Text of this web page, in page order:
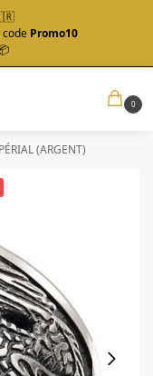
code Promo10
0
(ARGENT)